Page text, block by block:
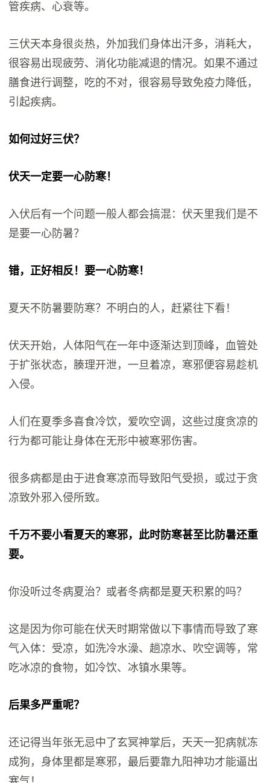
管疾病、心衰等。
三伏天本身很炎热，外加我们身体出汗多，消耗大，
很容易出现疲劳、消化功能减退的情况。如果不通过
膳食进行调整，吃的不对，很容易导致免疫力降低，
引起疾病。
如何过好三伏？
伏天一定要一心防寒！
入伏后有一个问题一般人都会搞混：伏天里我们是不
是要一心防暑？
错，正好相反！要一心防寒！
夏天不防暑要防寒？不明白的人，赶紧往下看！
伏天开始，人体阳气在一年中逐渐达到顶峰，血管处
于扩张状态，腠理开泄，一旦着凉，寒邪便容易趁机
入侵。
人们在夏季多喜食冷饮，爱吹空调，这些过度贪凉的
行为都可能让身体在无形中被寒邪伤害。
很多病都是由于进食寒凉而导致阳气受损，或过于贪
凉致外邪入侵所致。
千万不要小看夏天的寒邪，此时防寒甚至比防暑还重
要。
你没听过冬病夏治？或者冬病都是夏天积累的吗？
这是因为你可能在伏天时期常做以下事情而导致了寒
气入体：受凉，如洗冷水澡、趟凉水、吹空调等，常
吃冰凉的食物，如冷饮、冰镇水果等。
后果多严重呢？
还记得当年张无忌中了玄冥神掌后，天天一犯病就冻
成狗，身体里都是寒邪，最后要靠九阳神功才能逼出